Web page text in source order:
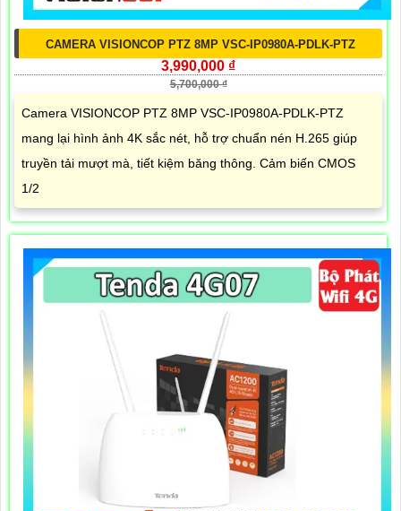
CAMERA VISIONCOP PTZ 8MP VSC-IP0980A-PDLK-PTZ
3,990,000 ₫
5,700,000 ₫
Camera VISIONCOP PTZ 8MP VSC-IP0980A-PDLK-PTZ
mang lại hình ảnh 4K sắc nét, hỗ trợ chuẩn nén H.265 giúp
truyền tải mượt mà, tiết kiệm băng thông. Cảm biến CMOS
1/2